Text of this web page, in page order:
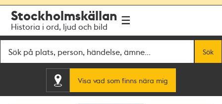
navigationen
huvudinnehållet
Stockholmskällan
Historia i ord, ljud och bild
Sök
Visa vad som finns nära mig